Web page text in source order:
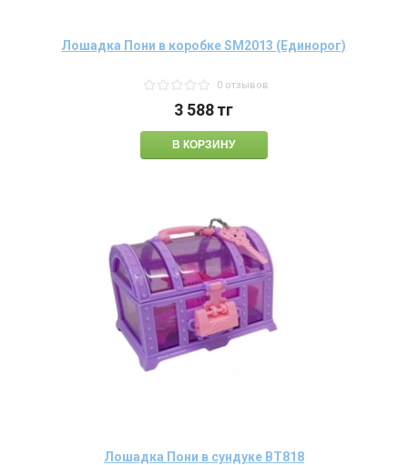
Лошадка Пони в коробке SM2013 (Единорог)
0 отзывов
3 588тг
Лошадка Пони в сундуке BT818